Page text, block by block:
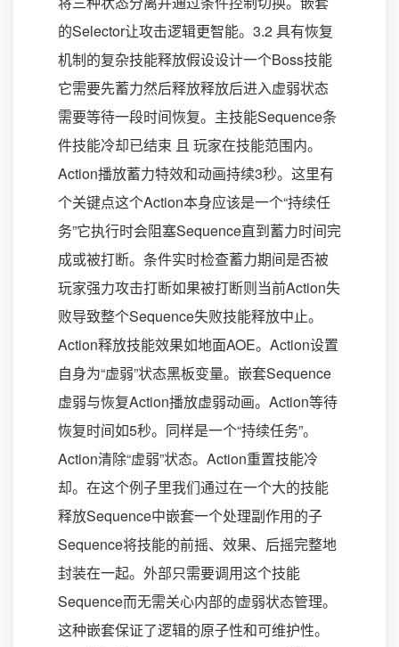
的Selector让攻击逻辑更智能。3.2 具有恢复
机制的复杂技能释放假设设计一个Boss技能
它需要先蓄力然后释放释放后进入虚弱状态
需要等待一段时间恢复。主技能Sequence条
件技能冷却已结束 且 玩家在技能范围内。
Action播放蓄力特效和动画持续3秒。这里有
个关键点这个Action本身应该是一个“持续任
务”它执行时会阻塞Sequence直到蓄力时间完
成或被打断。条件实时检查蓄力期间是否被
玩家强力攻击打断如果被打断则当前Action失
败导致整个Sequence失败技能释放中止。
Action释放技能效果如地面AOE。Action设置
自身为“虚弱”状态黑板变量。嵌套Sequence
虚弱与恢复Action播放虚弱动画。Action等待
恢复时间如5秒。同样是一个“持续任务”。
Action清除“虚弱”状态。Action重置技能冷
却。在这个例子里我们通过在一个大的技能
释放Sequence中嵌套一个处理副作用的子
Sequence将技能的前摇、效果、后摇完整地
封装在一起。外部只需要调用这个技能
Sequence而无需关心内部的虚弱状态管理。
这种嵌套保证了逻辑的原子性和可维护性。